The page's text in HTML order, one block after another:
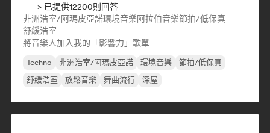
> 已提供12200則回答
非洲浩室/阿瑪皮亞諾環境音樂阿拉伯音樂節拍/低保真
舒緩浩室
將音樂人加入我的「影響力」歌單
Techno 非洲浩室/阿瑪皮亞諾 環境音樂
節拍/低保真
舒緩浩室
放鬆音樂 舞曲流行 深屋